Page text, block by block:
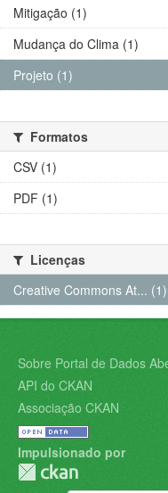
Mitigação (1)
Mudança do Clima (1)
Projeto (1)
Formatos
CSV (1)
PDF (1)
Licenças
Creative Commons At... (1)
Sobre Portal de Dados
API do CKAN
Associação CKAN
Impulsionado por